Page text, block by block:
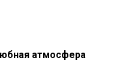
атмосфера